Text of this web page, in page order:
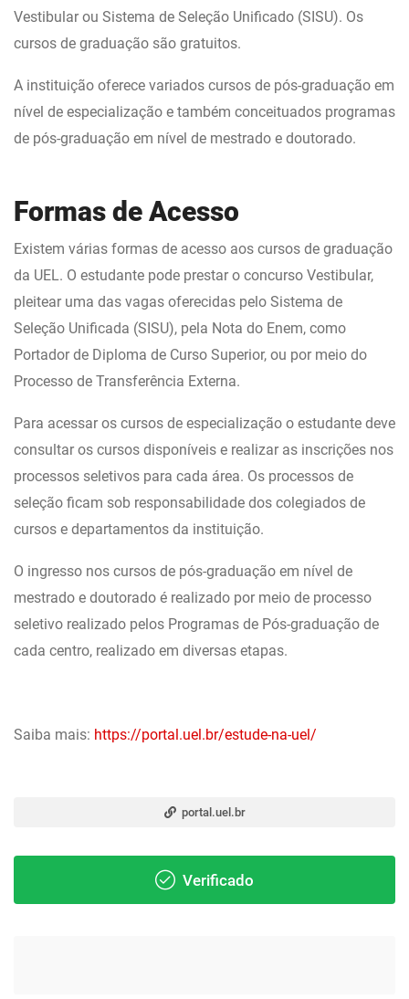
Vestibular ou Sistema de Seleção Unificado (SISU). Os
cursos de graduação são gratuitos.
A instituição oferece variados cursos de pós-graduação em
nível de especialização e também conceituados programas
de pós-graduação em nível de mestrado e doutorado.
Formas de Acesso
Existem várias formas de acesso aos cursos de graduação
da UEL. O estudante pode prestar o concurso Vestibular,
pleitear uma das vagas oferecidas pelo Sistema de
Seleção Unificada (SISU), pela Nota do Enem, como
Portador de Diploma de Curso Superior, ou por meio do
Processo de Transferência Externa.
Para acessar os cursos de especialização o estudante deve
consultar os cursos disponíveis e realizar as inscrições nos
processos seletivos para cada área. Os processos de
seleção ficam sob responsabilidade dos colegiados de
cursos e departamentos da instituição.
O ingresso nos cursos de pós-graduação em nível de
mestrado e doutorado é realizado por meio de processo
seletivo realizado pelos Programas de Pós-graduação de
cada centro, realizado em diversas etapas.
Saiba mais: https://portal.uel.br/estude-na-uel/
portal.uel.br
Verificado